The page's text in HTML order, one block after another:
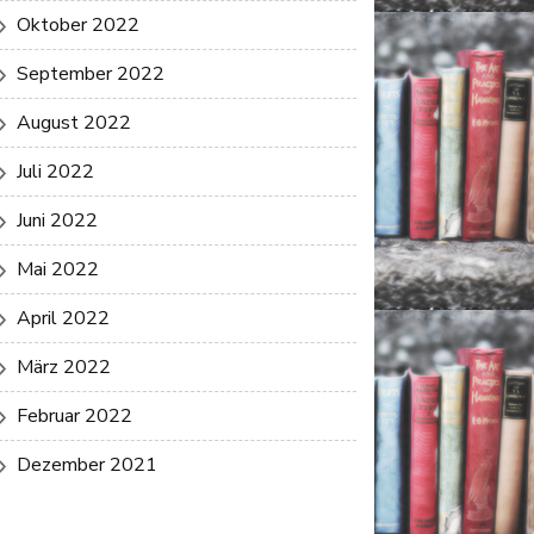
Oktober 2022
September 2022
August 2022
Juli 2022
Juni 2022
Mai 2022
April 2022
März 2022
Februar 2022
Dezember 2021